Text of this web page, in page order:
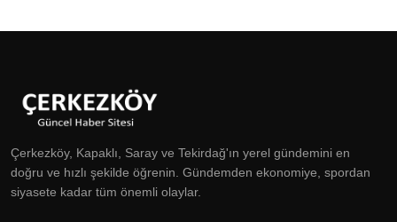
Çerkezköy, Kapaklı, Saray ve Tekirdağ'ın yerel gündemini en
doğru ve hızlı şekilde öğrenin. Gündemden ekonomiye, spordan
siyasete kadar tüm önemli olaylar.